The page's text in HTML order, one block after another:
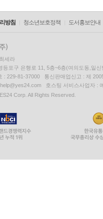
방침 청소년보호정책 도서홍보안내
세라
등포구 은행로 11, 5층~6층(여의도동,일신
: 229-81-37000 통신판매업신고 : 제
호스팅 서비스사업자 :
Corp. All Rights Reserved.